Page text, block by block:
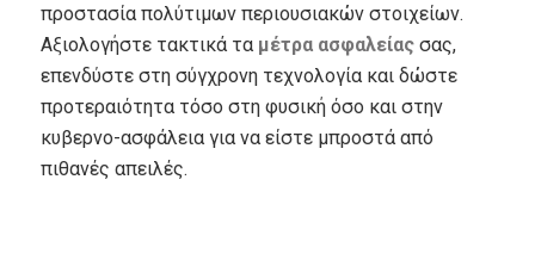
προστασία πολύτιμων περιουσιακών στοιχείων.
Αξιολογήστε τακτικά τα μέτρα ασφαλείαςσας,
επενδύστε στη σύγχρονη τεχνολογία και δώστε
προτεραιότητα τόσο στη φυσική όσο και στην
κυβερνο-ασφάλεια για να είστε μπροστά από
πιθανές απειλές.